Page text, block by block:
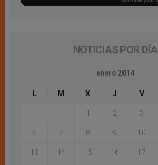
NOTICIAS POR DÍA
enero 2014
L M X J V
1 2 3
6 7 8 9 10
13 14 15 16 17